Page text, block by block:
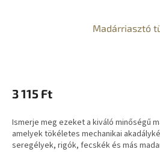
Madárriasztó
3 115 Ft
Ismerje meg ezeket a kiváló minőségű
amelyek tökéletes mechanikai
seregélyek, rigók, fecskék és más